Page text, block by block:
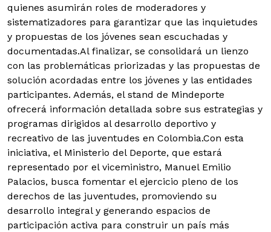
quienes asumirán roles de moderadores y
sistematizadores para garantizar que las inquietudes
y propuestas de los jóvenes sean escuchadas y
documentadas.Al finalizar, se consolidará un lienzo
con las problemáticas priorizadas y las propuestas de
solución acordadas entre los jóvenes y las entidades
participantes. Además, el stand de Mindeporte
ofrecerá información detallada sobre sus estrategias y
programas dirigidos al desarrollo deportivo y
recreativo de las juventudes en Colombia.Con esta
iniciativa, el Ministerio del Deporte, que estará
representado por el viceministro, Manuel Emilio
Palacios, busca fomentar el ejercicio pleno de los
derechos de las juventudes, promoviendo su
desarrollo integral y generando espacios de
participación activa para construir un país más